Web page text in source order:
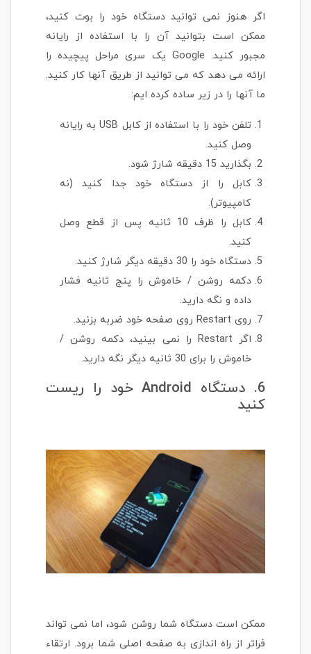
اگر هنوز نمی توانید دستگاه خود را بوت کنید،
ممکن است بتوانید آن را با استفاده از رایانه
مجبور کنید. Google یک سری مراحل پیچیده را
ارائه می دهد که می توانید از طریق آنها کار کنید.
ما آنها را در زیر ساده کرده ایم:
تلفن خود را با استفاده از کابل USB به رایانه
وصل کنید.
بگذارید 15 دقیقه شارژ شود.
کابل را از دستگاه خود جدا کنید (نه
کامپیوتر).
کابل را ظرف 10 ثانیه پس از قطع وصل
کنید.
دستگاه خود را 30 دقیقه دیگر شارژ کنید.
دکمه روشن / خاموش را پنج ثانیه فشار
داده و نگه دارید.
روی Restart روی صفحه خود ضربه بزنید.
اگر Restart را نمی بینید، دکمه روشن /
خاموش را برای 30 ثانیه دیگر نگه دارید.
6. دستگاه Android خود را ریست
کنید
ممکن است دستگاه شما روشن شود، اما نمی تواند
فراتر از راه اندازی به صفحه اصلی شما برود. ارتقاء